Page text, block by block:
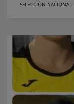
SELECCIÓN NACIONAL